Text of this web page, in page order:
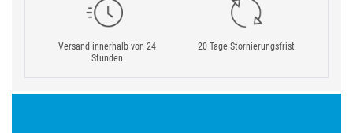
Versand innerhalb von 24
Stunden
20 Tage Stornierungsfrist